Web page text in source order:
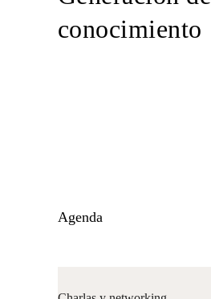
conocimiento
Agenda